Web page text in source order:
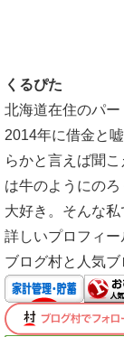
くるぴた
北海道在住のパー
2014年に借金と
らかと言えば聞
は牛のようにの
大好き。そんな私
詳しいプロフィー
ブログ村と人気ブ